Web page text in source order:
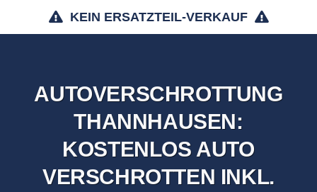
KEIN ERSATZTEIL-VERKAUF
AUTOVERSCHROTTUNG
THANNHAUSEN:
KOSTENLOS AUTO
VERSCHROTTEN INKL.